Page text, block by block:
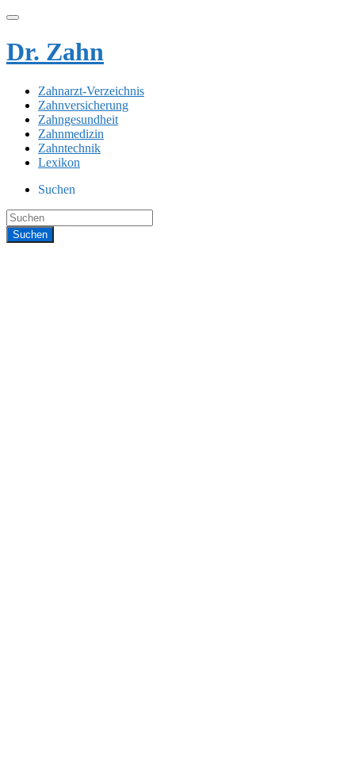
Dr. Zahn
Zahnarzt-Verzeichnis
Zahnversicherung
Zahngesundheit
Zahnmedizin
Zahntechnik
Lexikon
Suchen